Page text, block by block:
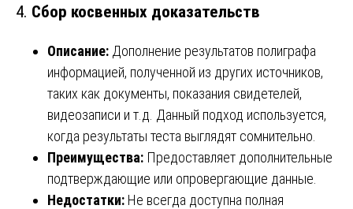
4. Сбор косвенных доказательств
Описание: Дополнение результатов полиграфа
информацией, полученной из других источников,
таких как документы, показания свидетелей,
видеозаписи и т.д. Данный подход используется,
когда результаты теста выглядят сомнительно.
Преимущества: Предоставляет дополнительные
подтверждающие или опровергающие данные.
Недостатки: Не всегда доступна полная